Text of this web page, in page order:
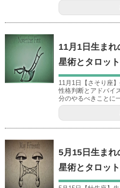
11月1日生ま
星術とタロッ
11月1日【さそり座
性格判断とアドバイ
分のやるべきことに
5月15日生まれ
星術とタロッ